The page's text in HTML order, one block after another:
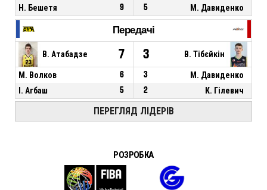
Н. Бешетя
9 5 М. Давиденко
Передачі
В. Атабадзе 7 3 В. Тібєйкін
М. Волков 6 3
М. Давиденко
І. Агбаш
5 2 К. Гілевич
ПЕРЕГЛЯД ЛІДЕРІВ
РОЗРОБКА